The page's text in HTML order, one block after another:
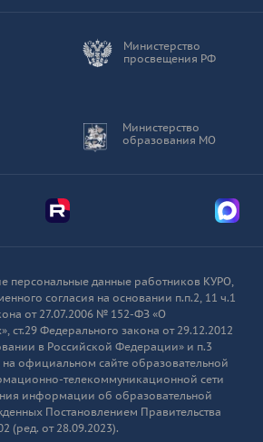
Министерство
просвещения РФ
Министерство
образования МО
Мы в Telegram Мы в
персональные данные работников КУРО,
согласия на основании п.п.2, 11 ч.1
от 27.07.2006 № 152-ФЗ «О
ст.29 Федерального закона от 29.12.2012
в Российской Федерации» и п.3
официальном сайте образовательной
телекоммуникационной сети
информации об образовательной
Постановлением Правительства
(ред. от 28.09.2023).